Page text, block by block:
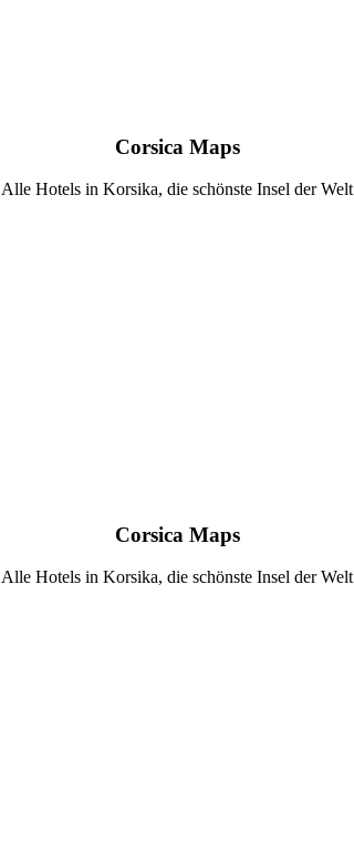
Corsica Maps
Alle Hotels in Korsika, die schönste Insel der Welt
Corsica Maps
Alle Hotels in Korsika, die schönste Insel der Welt